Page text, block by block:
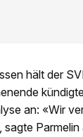
hält der
an: «Wir